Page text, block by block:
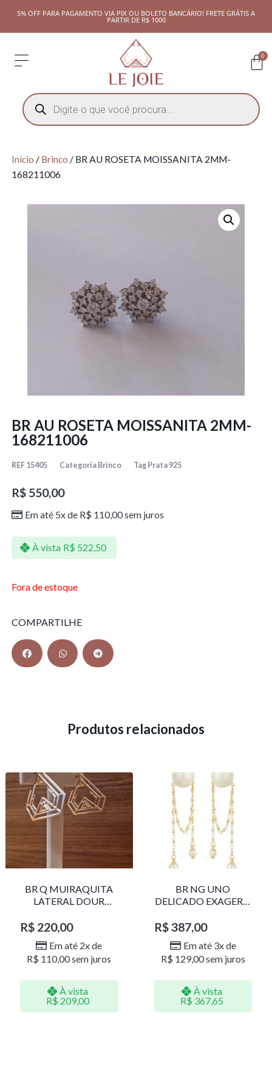
5% OFF PARA PAGAMENTO VIA PIX OU BOLETO BANCÁRIO! FRETE GRÁTIS A
PARTIR DE R$ 1000
0
Início / Brinco / BR AU ROSETA MOISSANITA 2MM-
168211006
BR AU ROSETA MOISSANITA 2MM-
168211006
REF 15405 Categoria Brinco Tag Prata 925
R$550,00
Em até 5x de R$ 110,00sem juros
À vista R$ 522,50
Fora de estoque
COMPARTILHE
Produtos relacionados
BR Q MUIRAQUITA
LATERAL DOUR
R$ 220,00
Em até 2x de
R$ 110,00sem juros
À vista
R$ 209,00
BR NG UNO
DELICADO EXAGERO
R$387,00
Em até 3x de
R$ 129,00sem juros
À vista
R$ 367,65